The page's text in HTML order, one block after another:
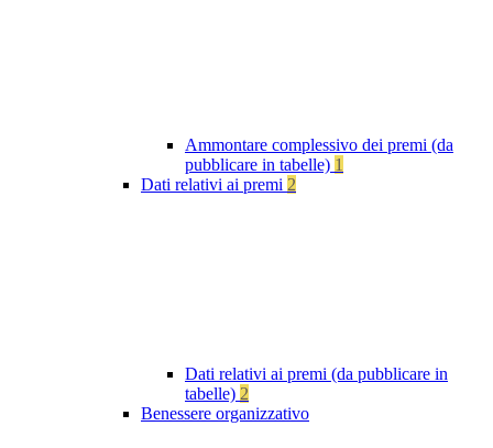
Ammontare complessivo dei premi (da
pubblicare in tabelle) 1
Dati relativi ai premi 2
Dati relativi ai premi (da pubblicare in
tabelle) 2
Benessere organizzativo